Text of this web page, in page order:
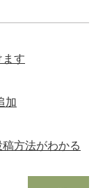
す
加
方法がわかる